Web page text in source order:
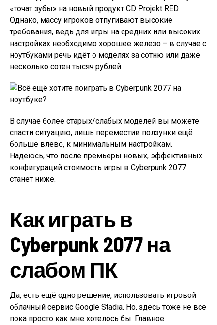
«точат зубы» на новый продукт CD Projekt RED.
Однако, массу игроков отпугивают высокие
требования, ведь для игры на средних или высоких
настройках необходимо хорошее железо – в случае с
ноутбуками речь идёт о моделях за сотню или даже
несколько сотен тысяч рублей.
В случае более старых/слабых моделей вы можете
спасти ситуацию, лишь переместив ползунки ещё
больше влево, к минимальным настройкам.
Надеюсь, что после премьеры новых, эффективных
конфигураций стоимость игры в Cyberpunk 2077
станет ниже.
Как играть в
Cyberpunk 2077 на
слабом ПК
Да, есть ещё одно решение, использовать игровой
облачный сервис Google Stadia. Но, здесь тоже не всё
пока просто как мне хотелось бы. Главное